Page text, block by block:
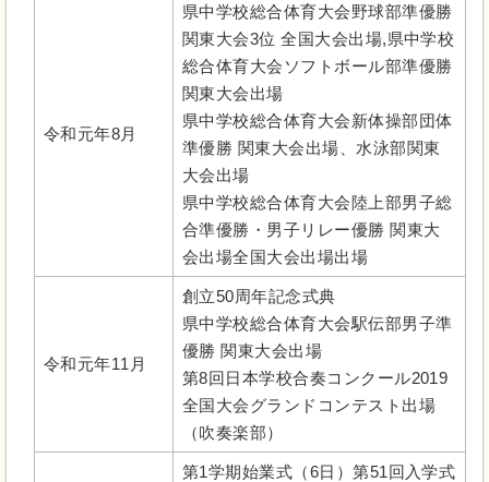
令和元年8月
県中学校総合体育大会野球部準優勝
関東大会3位 全国大会出場,県中学校
総合体育大会ソフトボール部準優勝
関東大会出場
県中学校総合体育大会新体操部団体
準優勝 関東大会出場、水泳部関東
大会出場
県中学校総合体育大会陸上部男子総
合準優勝・男子リレー優勝 関東大
会出場全国大会出場出場
令和元年11月
創立50周年記念式典
県中学校総合体育大会駅伝部男子準
優勝 関東大会出場
第8回日本学校合奏コンクール2019
全国大会グランドコンテスト出場
（吹奏楽部）
第1学期始業式（6日）第51回入学式